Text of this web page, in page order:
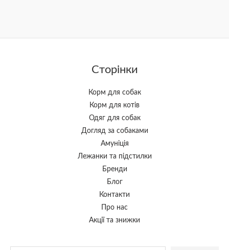
Сторінки
Корм для собак
Корм для котів
Одяг для собак
Догляд за собаками
Амуніція
Лежанки та підстилки
Бренди
Блог
Контакти
Про нас
Акції та знижки